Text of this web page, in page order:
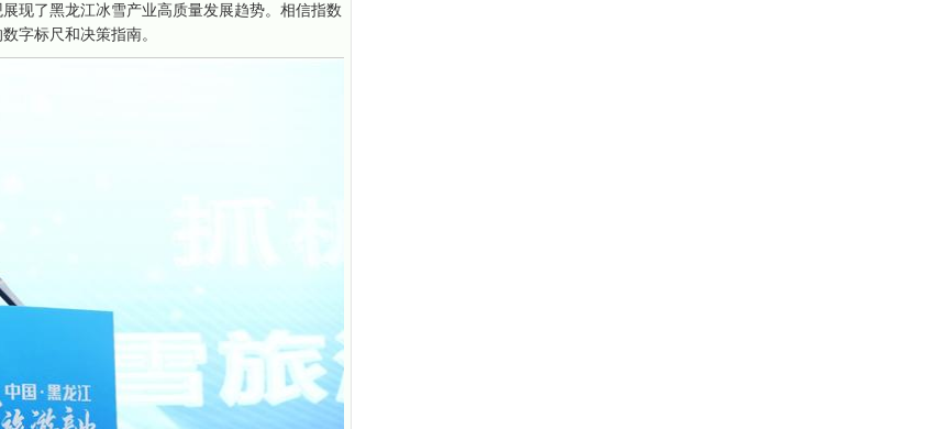
现了黑龙江冰雪产业高质量发展趋势。相信指数
字标尺和决策指南。